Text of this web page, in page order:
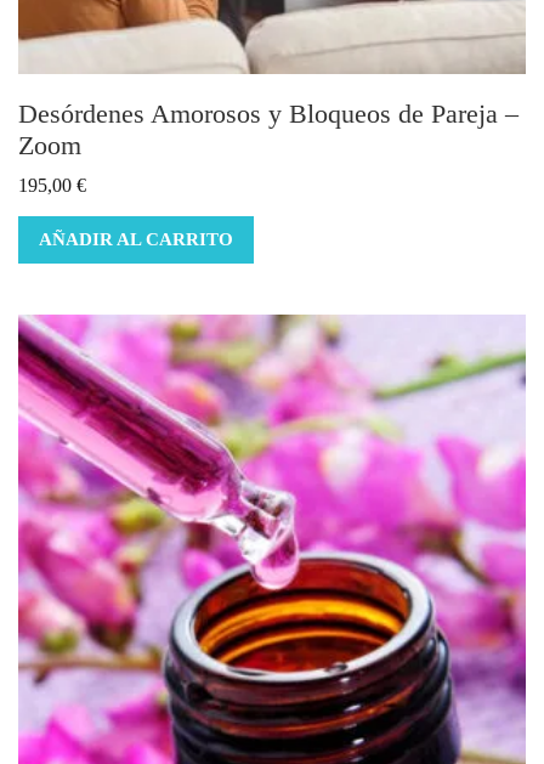
Desórdenes Amorosos y Bloqueos de Pareja –
Zoom
195,00 €
AÑADIR AL CARRITO